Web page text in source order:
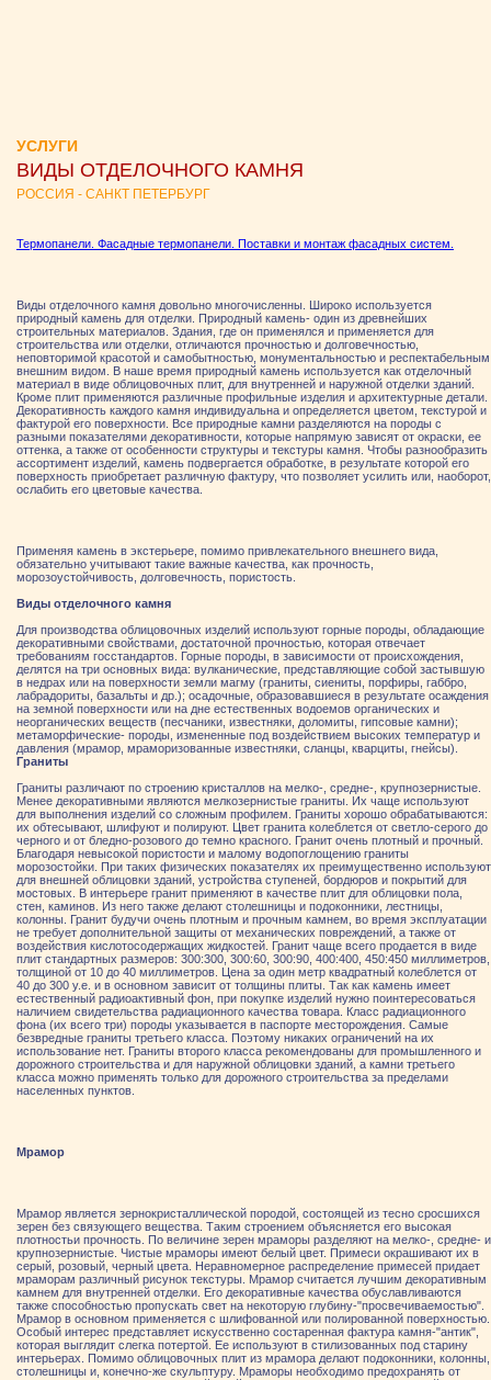
УСЛУГИ
ВИДЫ ОТДЕЛОЧНОГО КАМНЯ
РОССИЯ - САНКТ ПЕТЕРБУРГ
Термопанели. Фасадные термопанели. Поставки и монтаж фасадных систем.
Виды отделочного камня довольно многочисленны. Широко используется
природный камень для отделки. Природный камень- один из древнейших
строительных материалов. Здания, где он применялся и применяется для
строительства или отделки, отличаются прочностью и долговечностью,
неповторимой красотой и самобытностью, монументальностью и респектабельным
внешним видом. В наше время природный камень используется как отделочный
материал в виде облицовочных плит, для внутренней и наружной отделки зданий.
Кроме плит применяются различные профильные изделия и архитектурные детали.
Декоративность каждого камня индивидуальна и определяется цветом, текстурой и
фактурой его поверхности. Все природные камни разделяются на породы с
разными показателями декоративности, которые напрямую зависят от окраски, ее
оттенка, а также от особенности структуры и текстуры камня. Чтобы разнообразить
ассортимент изделий, камень подвергается обработке, в результате которой его
поверхность приобретает различную фактуру, что позволяет усилить или, наоборот,
ослабить его цветовые качества.
Применяя камень в экстерьере, помимо привлекательного внешнего вида,
обязательно учитывают такие важные качества, как прочность,
морозоустойчивость, долговечность, пористость.
Виды отделочного камня
Для производства облицовочных изделий используют горные породы, обладающие
декоративными свойствами, достаточной прочностью, которая отвечает
требованиям госстандартов. Горные породы, в зависимости от происхождения,
делятся на три основных вида: вулканические, представляющие собой застывшую
в недрах или на поверхности земли магму (граниты, сиениты, порфиры, габбро,
лабрадориты, базальты и др.); осадочные, образовавшиеся в результате осаждения
на земной поверхности или на дне естественных водоемов органических и
неорганических веществ (песчаники, известняки, доломиты, гипсовые камни);
метаморфические- породы, измененные под воздействием высоких температур и
давления (мрамор, мраморизованные известняки, сланцы, кварциты, гнейсы).
Граниты
Граниты различают по строению кристаллов на мелко-, средне-, крупнозернистые.
Менее декоративными являются мелкозернистые граниты. Их чаще используют
для выполнения изделий со сложным профилем. Граниты хорошо обрабатываются:
их обтесывают, шлифуют и полируют. Цвет гранита колеблется от светло-серого до
черного и от бледно-розового до темно красного. Гранит очень плотный и прочный.
Благодаря невысокой пористости и малому водопоглощению граниты
морозостойки. При таких физических показателях их преимущественно используют
для внешней облицовки зданий, устройства ступеней, бордюров и покрытий для
мостовых. В интерьере гранит применяют в качестве плит для облицовки пола,
стен, каминов. Из него также делают столешницы и подоконники, лестницы,
колонны. Гранит будучи очень плотным и прочным камнем, во время эксплуатации
не требует дополнительной защиты от механических повреждений, а также от
воздействия кислотосодержащих жидкостей. Гранит чаще всего продается в виде
плит стандартных размеров: 300:300, 300:60, 300:90, 400:400, 450:450 миллиметров,
толщиной от 10 до 40 миллиметров. Цена за один метр квадратный колеблется от
40 до 300 у.е. и в основном зависит от толщины плиты. Так как камень имеет
естественный радиоактивный фон, при покупке изделий нужно поинтересоваться
наличием свидетельства радиационного качества товара. Класс радиационного
фона (их всего три) породы указывается в паспорте месторождения. Самые
безвредные граниты третьего класса. Поэтому никаких ограничений на их
использование нет. Граниты второго класса рекомендованы для промышленного и
дорожного строительства и для наружной облицовки зданий, а камни третьего
класса можно применять только для дорожного строительства за пределами
населенных пунктов.
Мрамор
Мрамор является зернокристаллической породой, состоящей из тесно сросшихся
зерен без связующего вещества. Таким строением объясняется его высокая
плотностьи прочность. По величине зерен мраморы разделяют на мелко-, средне- и
крупнозернистые. Чистые мраморы имеют белый цвет. Примеси окрашивают их в
серый, розовый, черный цвета. Неравномерное распределение примесей придает
мраморам различный рисунок текстуры. Мрамор считается лучшим декоративным
камнем для внутренней отделки. Его декоративные качества обуславливаются
также способностью пропускать свет на некоторую глубину-"просвечиваемостью".
Мрамор в основном применяется с шлифованной или полированной поверхностью.
Особый интерес представляет искусственно состаренная фактура камня-"антик",
которая выглядит слегка потертой. Ее используют в стилизованных под старину
интерьерах. Помимо облицовочных плит из мрамора делают подоконники, колонны,
столешницы и, конечно-же скульптуру. Мраморы необходимо предохранять от